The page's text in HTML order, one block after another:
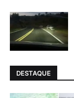
DESTAQUE